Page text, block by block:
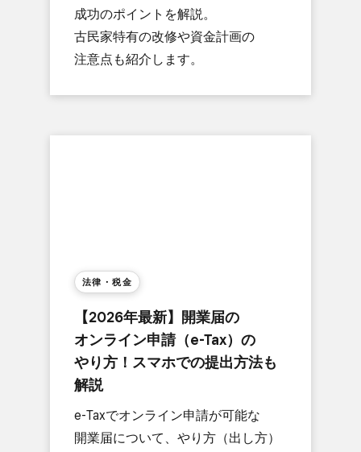
成功の​ポイントを​解説。​
古民家特有の​改修や​資金計画の​
注意点も​紹介します。
法律・税金
【2026年最新】開業届の​
オンライン申請​（e-Tax）の​
やり方！​スマホでの​提出方​法も​
解説
e-Taxで​オンライン申請が​可能な​
開業届に​ついて、​やり方​（出し方）